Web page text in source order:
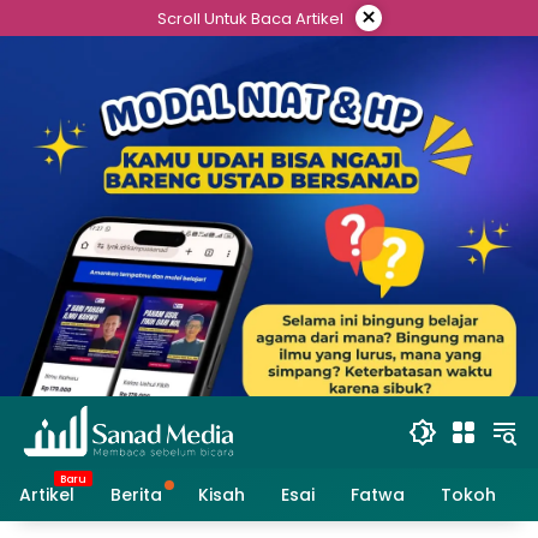
to
Scroll Untuk Baca Artikel ×
Artikel Berita Kisah Esai Fatwa Tokoh